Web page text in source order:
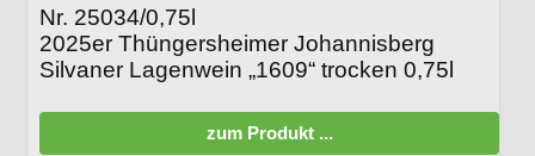
Nr. 25034/0,75l
2025er Thüngersheimer Johannisberg
Silvaner Lagenwein „1609“ trocken 0,75l
zum Produkt ...